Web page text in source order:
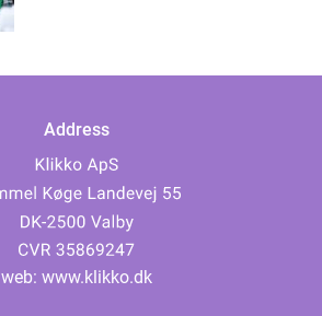
Address
web: www.klikko.dk